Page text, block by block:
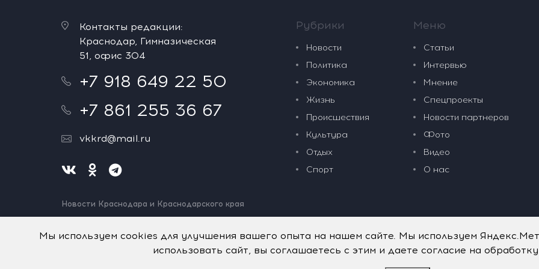
Контакты редакции:
Краснодар, Гимназическая
51, офис 304
+7 918 649 22 50
+7 861 255 36 67
vkkrd@mail.ru
Новости Краснодара и Краснодарского края
Нашли ошибку? Выделите и нажмите Ctrl+Enter.
Рубрики
Новости
Политика
Экономика
Жизнь
Происшествия
Культура
Отдых
Спорт
Меню
Статьи
Интервью
Мнение
Спецпроекты
Новости партнеров
Фото
Видео
О нас
Мы используем cookies для улучшения вашего опыта на нашем сайте. Мы используем
использовать сайт, вы соглашаетесь с этим и даете согласие на